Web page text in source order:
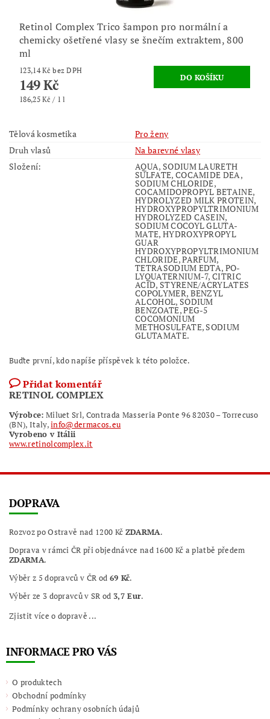
Retinol Complex Trico šampon pro normální a
chemicky ošetřené vlasy se šnečím extraktem, 800
ml
123,14 Kč bez DPH
149 Kč
186,25 Kč / 1 l
Tělová kosmetika
Pro ženy
Druh vlasů
Na barevné vlasy
Složení:
AQUA, SODIUM LAURETH
SULFATE, COCAMIDE DEA,
SODIUM CHLORIDE,
COCAMIDOPROPYL BETAINE,
HYDROLYZED MILK PROTEIN,
HYDROXYPROPYLTRIMONIUM
HYDROLYZED CASEIN,
SODIUM COCOYL GLUTA-
MATE, HYDROXYPROPYL
GUAR
HYDROXYPROPYLTRIMONIUM
CHLORIDE, PARFUM,
TETRASODIUM EDTA, PO-
LYQUATERNIUM-7, CITRIC
ACID, STYRENE/ACRYLATES
COPOLYMER, BENZYL
ALCOHOL, SODIUM
BENZOATE, PEG-5
COCOMONIUM
METHOSULFATE, SODIUM
GLUTAMATE.
Buďte první, kdo napíše příspěvek k této položce.
Přidat komentář
RETINOL COMPLEX
Výrobce: Miluet Srl, Contrada Masseria Ponte 9682030 – Torrecuso
(BN), Italy,info@dermacos.eu
Vyrobeno v Itálii
www.retinolcomplex.it
DOPRAVA
Rozvoz po Ostravě nad 1200 Kč ZDARMA.
Doprava v rámci ČR při objednávce nad 1600 Kč a platbě předem
ZDARMA.
Výběr z 5 dopravců v ČR od 69 Kč.
Výběr ze 3 dopravců v SR od 3,7 Eur.
Zjistit více o dopravě ...
INFORMACE PRO VÁS
O produktech
Obchodní podmínky
Podmínky ochrany osobních údajů